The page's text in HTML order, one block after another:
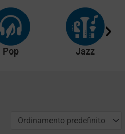
Pop Jazz